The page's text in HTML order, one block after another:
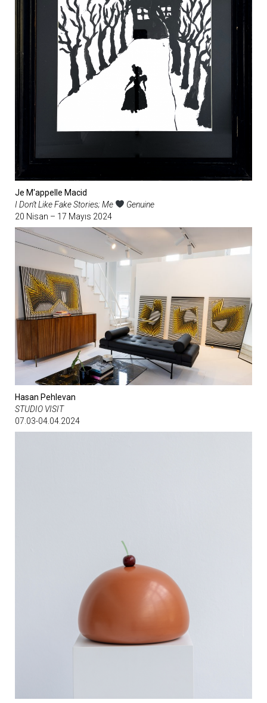
Je M'appelle Macid
I Don’t Like Fake Stories; Me
Genuine
20 Nisan – 17 Mayıs 2024
Hasan Pehlevan
STUDIO VISIT
07.03-04.04.2024